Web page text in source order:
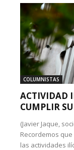
COLUMNISTAS
ACTIVIDAD
CUMPLIR
(Javier Jaque,
Recordemos
las actividades